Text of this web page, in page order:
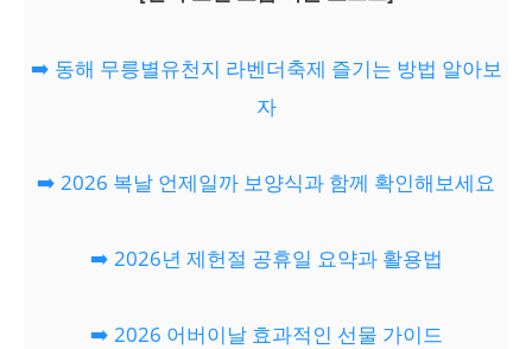
➡️ 동해 무릉별유천지 라벤더축제 즐기는 방법 알아보
자
➡️ 2026 복날 언제일까 보양식과 함께 확인해보세요
➡️ 2026년 제헌절 공휴일 요약과 활용법
➡️ 2026 어버이날 효과적인 선물 가이드